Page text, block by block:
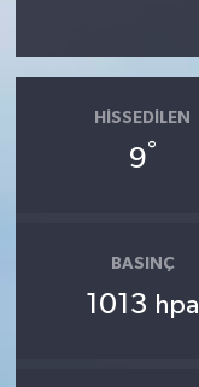
HISSEDILEN
9°
BASINÇ
1013 hpa